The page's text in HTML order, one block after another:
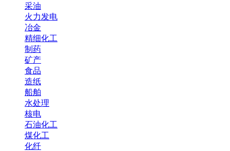
采油
火力发电
冶金
精细化工
制药
矿产
食品
造纸
船舶
水处理
核电
石油化工
煤化工
化纤